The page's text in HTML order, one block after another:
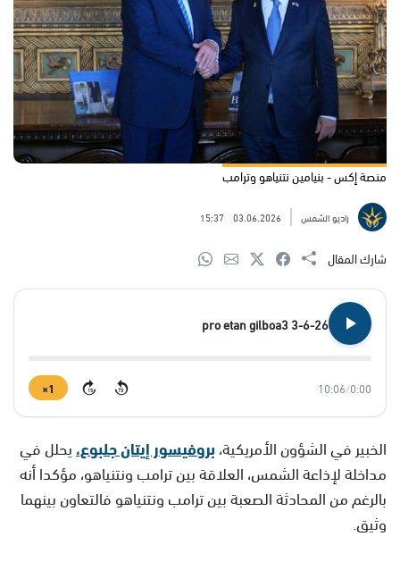
منصة إكس - بنيامين نتنياهو وترامب
راديو الشمس 03.06.2026
15:37
شارك المقال
pro etan gilboa3 3-6-26
0:00
/
10:06
15
15
1×
الخبير في الشؤون الأمريكية،بروفيسور إيتان جلبوع،يحلل في
مداخلة لإذاعة الشمس، العلاقة بين ترامب ونتنياهو، مؤكدا أنه
بالرغم من المحادثة الصعبة بين ترامب ونتنياهو فالتعاون بينهما
وثيق.